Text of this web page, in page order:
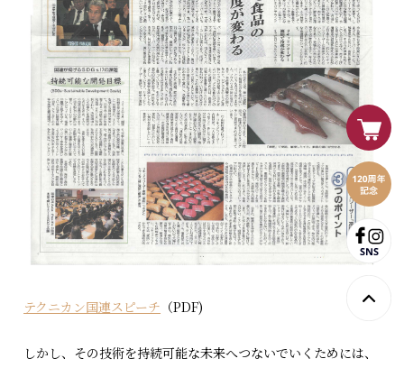
テクニカン国連スピーチ （PDF)
しかし、その技術を持続可能な未来へつないでいくためには、